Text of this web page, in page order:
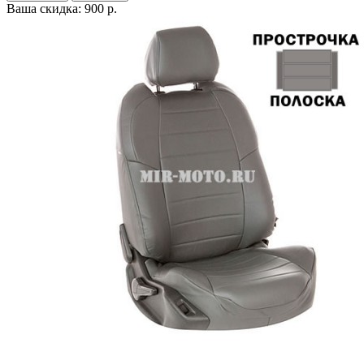
Ваша скидка: 900 р.